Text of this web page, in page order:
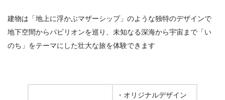
建物は「地上に浮かぶマザーシップ」のような独特のデザインで
地下空間からパビリオンを巡り、未知なる深海から宇宙まで「い
のち」をテーマにした壮大な旅を体験できます
・オリジナルデザイン